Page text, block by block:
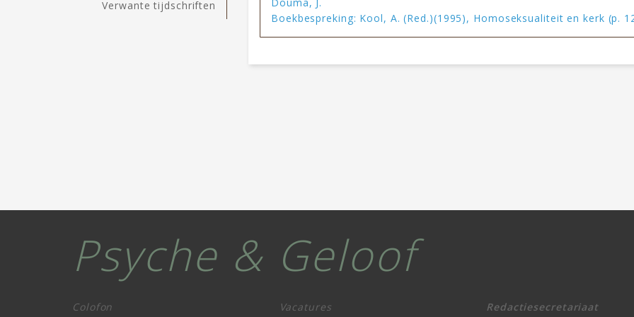
Verwante tijdschriften
Boekbespreking: Kool, A. (Red.)(1995), Homoseksualiteit en kerk (p.
Psyche & Geloof
Colofon
Vacatures
Redactiesecretariaat